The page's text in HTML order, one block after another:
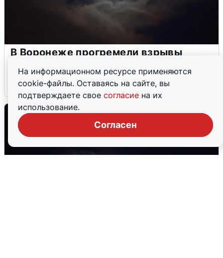
На информационном ресурсе применяются
cookie-файлы. Оставаясь на сайте, вы
подтверждаете свое согласие на их
использование.
Согласен
В Воронеже прогремели взрывы
5 августа 0